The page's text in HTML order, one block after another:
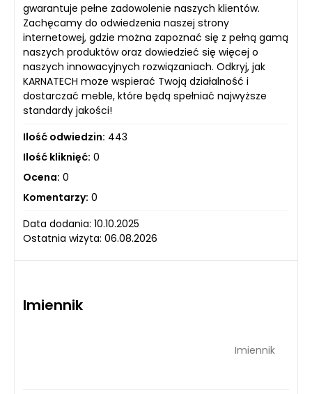
gwarantuje pełne zadowolenie naszych klientów.
Zachęcamy do odwiedzenia naszej strony
internetowej, gdzie można zapoznać się z pełną gamą
naszych produktów oraz dowiedzieć się więcej o
naszych innowacyjnych rozwiązaniach. Odkryj, jak
KARNATECH może wspierać Twoją działalność i
dostarczać meble, które będą spełniać najwyższe
standardy jakości!
Ilość odwiedzin: 443
Ilość kliknięć: 0
Ocena: 0
Komentarzy: 0
Data dodania: 10.10.2025
Ostatnia wizyta: 06.08.2026
Imiennik
Imiennik